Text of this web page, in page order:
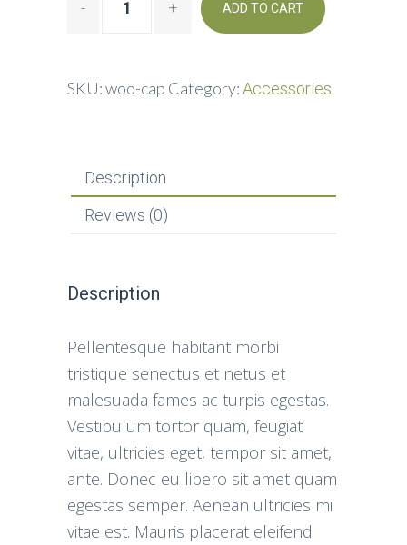
ADD TO CART
SKU:woo-cap Category:Accessories
Description
Reviews (0)
Description
Pellentesque habitant morbi
tristique senectus et netus et
malesuada fames ac turpis egestas.
Vestibulum tortor quam, feugiat
vitae, ultricies eget, tempor sit amet,
ante. Donec eu libero sit amet quam
egestas semper. Aenean ultricies mi
vitae est. Mauris placerat eleifend